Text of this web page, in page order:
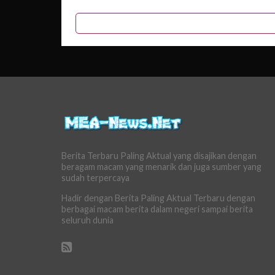
Berita Terbaru Paling Aktual yang disajikan dengan
beragam macam yang menarik dan juga sumber yang
sudah terpercaya
Hadir dengan Berita Paling Aktual Terbaru dengan
berbagai macam berita dalam negeri sampai berita
seluruh dunia